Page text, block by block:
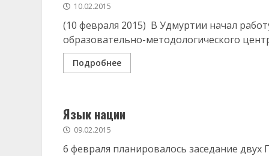
10.02.2015
(10 февраля 2015) В Удмуртии начал
образовательно-методологического
Подробнее
Язык нации
09.02.2015
6 февраля планировалось заседание